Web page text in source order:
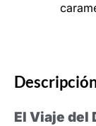
El Viaje del